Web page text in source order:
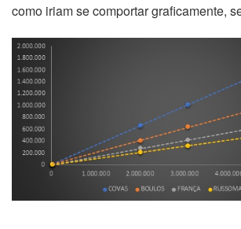
como iriam se comportar graficamente,